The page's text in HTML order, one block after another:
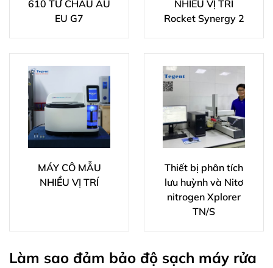
610 TỪ CHÂU ÂU
EU G7
NHIỀU VỊ TRÍ
Rocket Synergy 2
MÁY CÔ MẪU
NHIỀU VỊ TRÍ
Thiết bị phân tích
lưu huỳnh và Nitơ
nitrogen Xplorer
TN/S
Làm sao đảm bảo độ sạch máy rửa